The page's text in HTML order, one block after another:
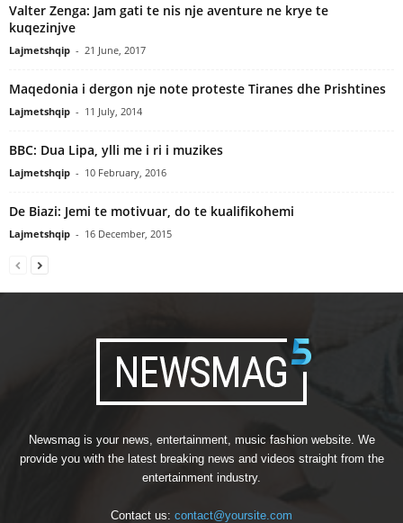
Valter Zenga: Jam gati te nis nje aventure ne krye te
kuqezinjve
Lajmetshqip - 21 June, 2017
Maqedonia i dergon nje note proteste Tiranes dhe Prishtines
Lajmetshqip - 11 July, 2014
BBC: Dua Lipa, ylli me i ri i muzikes
Lajmetshqip - 10 February, 2016
De Biazi: Jemi te motivuar, do te kualifikohemi
Lajmetshqip - 16 December, 2015
Newsmag is your news, entertainment, music fashion website. We
provide you with the latest breaking news and videos straight from the
entertainment industry.
Contact us: contact@yoursite.com